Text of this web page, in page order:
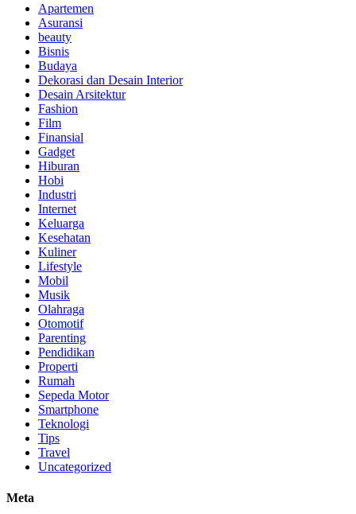
Apartemen
Asuransi
beauty
Bisnis
Budaya
Dekorasi dan Desain Interior
Desain Arsitektur
Fashion
Film
Finansial
Gadget
Hiburan
Hobi
Industri
Internet
Keluarga
Kesehatan
Kuliner
Lifestyle
Mobil
Musik
Olahraga
Otomotif
Parenting
Pendidikan
Properti
Rumah
Sepeda Motor
Smartphone
Teknologi
Tips
Travel
Uncategorized
Meta